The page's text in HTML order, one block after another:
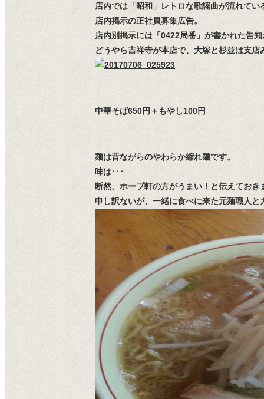
店内では「昭和」レトロな歌謡曲が流れてい
店内掲示の正社員募集広告。
店内別掲示には「0422局番」が書かれた告
どうやら吉祥寺が本店で、大塚と杉並は支店
中華そば650円＋もやし100円
麺は昔ながらのやわらか縮れ麺です。
味は･･･
断然、ホープ軒の方がうまい！と伝えておき
申し訳ないが、一緒に食べに来た元麺職人と